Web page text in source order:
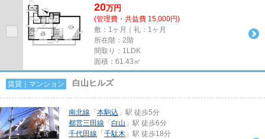
20万円
(管理費・共益費 15,000円)
敷：1ヶ月｜礼：1ヶ月
所在階：2階
間取り：1LDK
面積：61.43㎡
賃貸｜マンション 白山ヒルズ
南北線 「 本駒込 」駅 徒歩5分
都営三田線 「 白山 」駅 徒歩6分
千代田線 「 千駄木 」駅 徒歩18分